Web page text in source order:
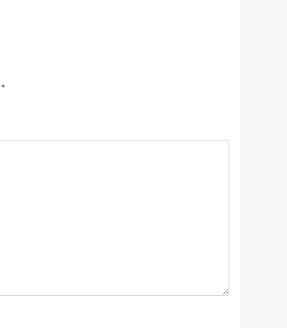
*